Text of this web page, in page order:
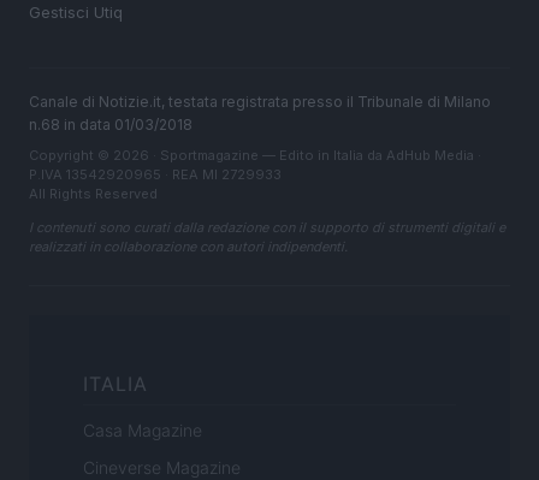
Gestisci Utiq
Canale di Notizie.it, testata registrata presso il Tribunale di Milano
n.68 in data 01/03/2018
Copyright © 2026 · Sportmagazine — Edito in Italia da AdHub Media
P.IVA 13542920965 · REA MI 2729933
All Rights Reserved
I contenuti sono curati dalla redazione con il supporto di strumenti digitali e
realizzati in collaborazione con autori indipendenti.
ITALIA
Casa Magazine
Cineverse Magazine